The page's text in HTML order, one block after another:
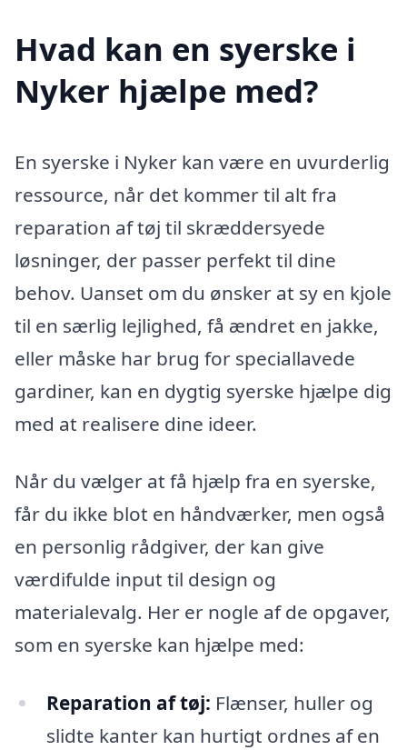
Hvad kan en syerske i
Nyker hjælpe med?
En syerske i Nyker kan være en uvurderlig
ressource, når det kommer til alt fra
reparation af tøj til skræddersyede
løsninger, der passer perfekt til dine
behov. Uanset om du ønsker at sy en kjole
til en særlig lejlighed, få ændret en jakke,
eller måske har brug for speciallavede
gardiner, kan en dygtig syerske hjælpe dig
med at realisere dine ideer.
Når du vælger at få hjælp fra en syerske,
får du ikke blot en håndværker, men også
en personlig rådgiver, der kan give
værdifulde input til design og
materialevalg. Her er nogle af de opgaver,
som en syerske kan hjælpe med:
Reparation af tøj: Flænser, huller og
slidte kanter kan hurtigt ordnes af en